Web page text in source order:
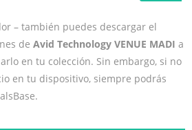
– también puedes descargar el
de Avid Technology VENUE MADI a
en tu colección. Sin embargo, si no
en tu dispositivo, siempre podrás